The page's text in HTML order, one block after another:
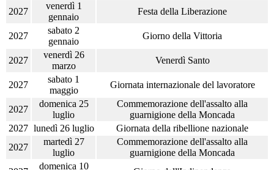
2027
venerdì 1
gennaio
Festa della Liberazione
2027
sabato 2
gennaio
Giorno della Vittoria
2027
venerdì 26
marzo
Venerdì Santo
2027
sabato 1
maggio
Giornata internazionale del lavoratore
2027
domenica 25
luglio
Commemorazione dell'assalto alla
guarnigione della Moncada
2027 lunedì 26 luglio
Giornata della ribellione nazionale
2027
martedì 27
luglio
Commemorazione dell'assalto alla
guarnigione della Moncada
domenica 10